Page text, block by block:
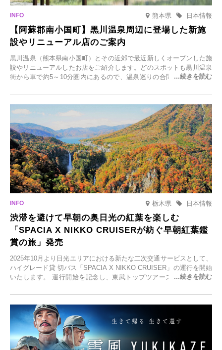
熊本県 日本情報
【阿蘇郡南小国町】黒川温泉周辺に登場した新施
設やリニューアル店のご案内
黒川温泉（熊本県南小国町）とその近郊で最近新しくオープンした施
設やリニューアルしたお店をご紹介します。どのスポットも黒川温泉
街から車で約5～10分圏内にあるので、温泉巡りの合間に気軽に立ち
元食材にこだわったレストランなど、多彩な魅力が満載です。黒川温
泉の新たな楽しみとしてチェックしてみてください。
栃木県 日本情報
渋滞を避けて早朝の奥日光の紅葉を楽しむ
「SPACIA X NIKKO CRUISERが紡ぐ早朝紅葉鑑
賞の旅」発売
2025年10月より日光エリアにおける新たな二次交通サービスとして、
ハイグレード貸 切バス「SPACIA X NIKKO CRUISER」の運行を開始
いたします。 運行開始を記念し、東武トップツアーズ株式会社では
2025年9月12日(金)より発売いたします。